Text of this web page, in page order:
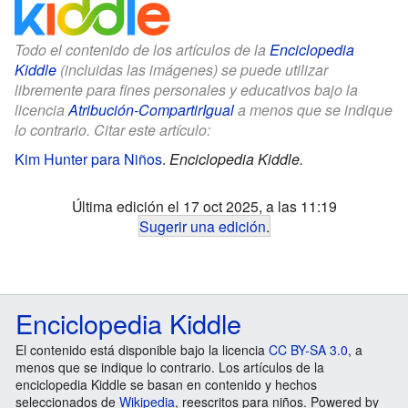
Todo el contenido de los artículos de la Enciclopedia
Kiddle (incluidas las imágenes) se puede utilizar
libremente para fines personales y educativos bajo la
licenciaAtribución-CompartirIguala menos que se indique
lo contrario. Citar este artículo:
Kim Hunter para Niños. Enciclopedia Kiddle.
Última edición el 17 oct 2025, a las 11:19
Sugerir una edición.
Enciclopedia Kiddle
El contenido está disponible bajo la licencia CC BY-SA 3.0, a
menos que se indique lo contrario. Los artículos de la
enciclopedia Kiddle se basan en contenido y hechos
seleccionados de Wikipedia, reescritos para niños. Powered by